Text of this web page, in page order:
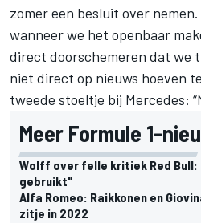
zomer een besluit over
wanneer we het openbaar
direct doorschemeren dat we
niet direct op nieuws hoeven
tweede stoeltje bij Mercedes:
Meer Formule 1-
Wolff over felle kritiek Red Bull:
gebruikt"
Alfa Romeo: Raikkonen en
zitje in 2022